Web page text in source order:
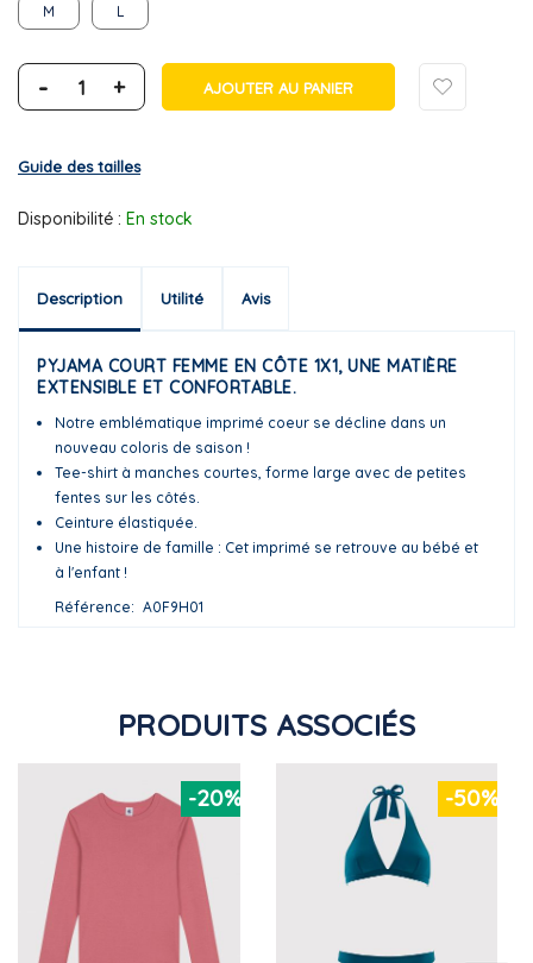
M L
- + AJOUTER AU PANIER
Guide des tailles
Disponibilité : En stock
Description Utilité Avis
PYJAMA COURT FEMME EN CÔTE 1X1, UNE MATIÈRE
EXTENSIBLE ET CONFORTABLE.
Notre emblématique imprimé coeur se décline dans un
nouveau coloris de saison !
Tee-shirt à manches courtes, forme large avec de petites
fentes sur les côtés.
Ceinture élastiquée.
Une histoire de famille : Cet imprimé se retrouve au bébé et
à l'enfant !
Référence
A0F9H01
PRODUITS ASSOCIÉS
-20% -50%